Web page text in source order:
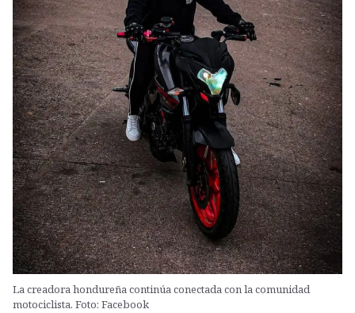
La creadora hondureña continúa conectada con la comunidad
motociclista. Foto: Facebook